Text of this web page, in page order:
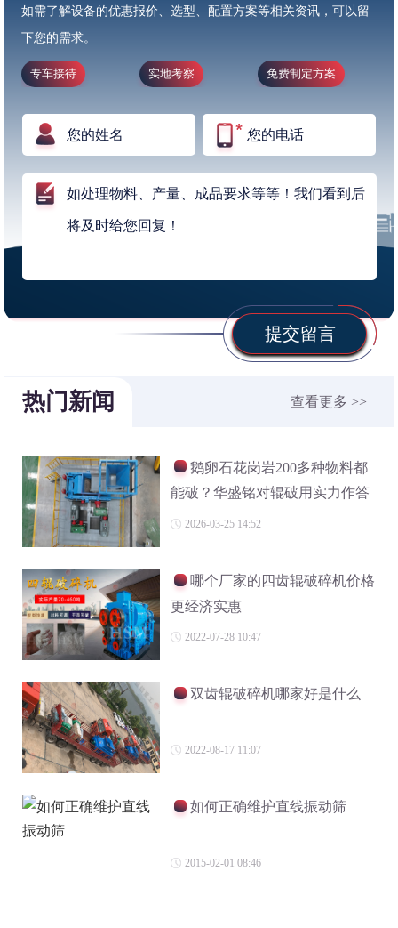
如需了解设备的优惠报价、选型、配置方案等相关资讯，可以留
下您的需求。
专车接待 实地考察 免费制定方案
提交留言
热门新闻 查看更多 >>
鹅卵石花岗岩200多种物料都
能破？华盛铭对辊破用实力作答
2026-03-25 14:52
哪个厂家的四齿辊破碎机价格
更经济实惠
2022-07-28 10:47
双齿辊破碎机哪家好是什么
2022-08-17 11:07
如何正确维护直线振动筛
2015-02-01 08:46